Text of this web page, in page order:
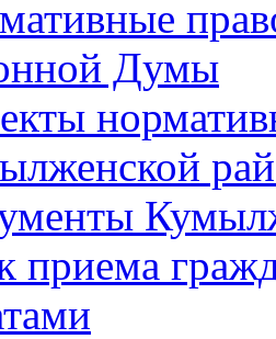
Думы
приема